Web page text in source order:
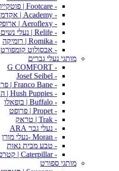
- Footcare | פוטקייר
- Academy | אקדמי
- Aeroflexy | ארופלקסי
- Relife | נעלי נשים רילייף
- Romika | רומיקה
- אבסולוט קומפורט
מותגי נעלי גברים
- G COMFORT
- Josef Seibel
- Franco Bane | פרנקו בן
- Hush Puppies | האש פפיס
- Buffalo | בופאלו
- Propet | פרופט
- Trak | טראק
- נעלי גבר ARA
- Moran -נעלי מורן
- טבע מבית נאות
- Caterpillar | קטרפילר
מותגי ספורט